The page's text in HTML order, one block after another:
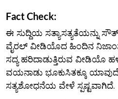
Fact Check:
ಈ ಸುದ್ದಿಯ ಸತ್ಯಾಸತ್ಯತೆಯನ್ನು
ವೈರಲ್ ವೀಡಿಯೊದ ಹಿಂದಿನ
ಸದ್ಯ ಹರಿದಾಡುತ್ತಿರುವ ವೀಡಿಯೊ
ವಯನಾಡು ಭೂಕುಸಿತಕ್ಕೂ
ಸತ್ಯಶೋಧನೆಯ ವೇಳೆ ಸ್ಪಷ್ಟವಾಗಿದೆ.